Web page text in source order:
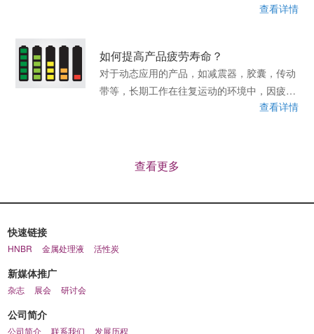
查看详情
如何提高产品疲劳寿命？
对于动态应用的产品，如减震器，胶囊，传动
带等，长期工作在往复运动的环境中，因疲劳
查看详情
查看更多
快速链接
HNBR 金属处理液 活性炭
新媒体推广
杂志 展会 研讨会
公司简介
公司简介 联系我们 发展历程